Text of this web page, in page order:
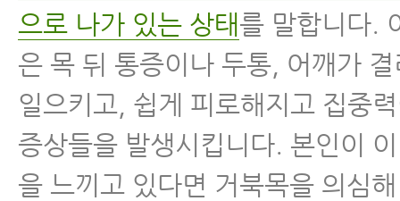
으로 나가 있는 상태를 말합니다.
은 목 뒤 통증이나 두통, 어깨가
일으키고, 쉽게 피로해지고 집중
증상들을 발생시킵니다. 본인이
을 느끼고 있다면 거북목을 의심